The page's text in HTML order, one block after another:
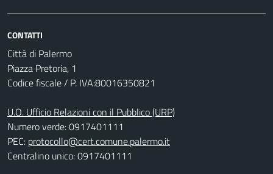
CONTATTI
Città di Palermo
Piazza Pretoria, 1
Codice fiscale / P. IVA:80016350821
U.O. Ufficio Relazioni con il Pubblico (URP)
Numero verde: 0917401111
PEC: protocollo@cert.comune.palermo.it
Centralino unico: 0917401111